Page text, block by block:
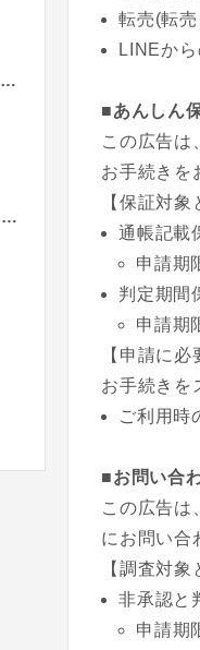
転売(転
LINEか
■あんしん
この広告は
お手続きを
【保証対
通帳記載
申請期
判定期間
申請期
【申請に
お手続きを
ご利用時
■お問い合
この広告は
にお問い合
【調査対
非承認と
申請期
URBAN RESEARCH
WORLD ONLINE STORE - ワールド オンラインストア